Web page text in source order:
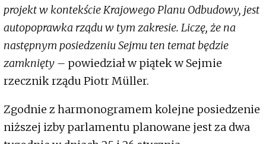
projekt w kontekście Krajowego Planu Odbudowy, jest
autopoprawka rządu w tym zakresie. Liczę, że na
następnym posiedzeniu Sejmu ten temat będzie
zamknięty – powiedział w piątek w Sejmie
rzecznik rządu Piotr Müller.
Zgodnie z harmonogramem kolejne posiedzenie
niższej izby parlamentu planowane jest za dwa